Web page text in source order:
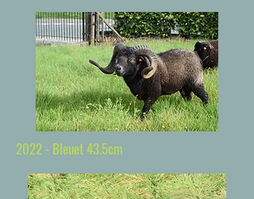
2022 - Bleuet 43.5cm